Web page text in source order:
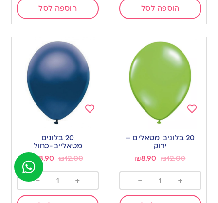
הוספה לסל הוספה לסל
to
20 בלונים מטאלים –
ירוק
₪12.00
₪8.90
+
-
wishlist
20 בלונים
מטאליים-כחול
₪12.00
₪8.90
+
-